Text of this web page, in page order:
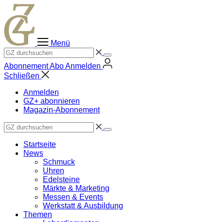
Zum
Inhalt
springen
Menü
AbonnementAboAnmelden
Schließen
Anmelden
GZ+ abonnieren
Magazin-Abonnement
Startseite
News
Schmuck
Uhren
Edelsteine
Märkte & Marketing
Messen & Events
Werkstatt & Ausbildung
Themen